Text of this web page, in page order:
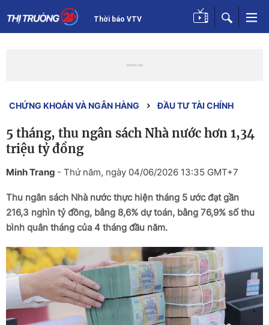
Thời báo VTV
CHỨNG KHOÁN VÀ NGÂN HÀNG ĐẦU TƯ TÀI CHÍNH
5 tháng, thu ngân sách Nhà nước hơn 1,34
triệu tỷ đồng
Minh Trang - Thứ năm, ngày 04/06/2026 13:35 GMT+7
Thu ngân sách Nhà nước thực hiện tháng 5 ước đạt gần
216,3 nghìn tỷ đồng, bằng 8,6% dự toán, bằng 76,9% số thu
bình quân tháng của 4 tháng đầu năm.